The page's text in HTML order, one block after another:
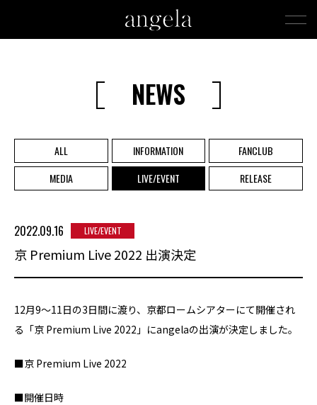
NEWS
ALL INFORMATION
FANCLUB
MEDIA
LIVE/EVENT RELEASE
2022.09.16 LIVE/EVENT
京 Premium Live 2022 出演決定
12月9～11日の3日間に渡り、京都ロームシアターにて開催され
る「京 Premium Live 2022」にangelaの出演が決定しました。
■京 Premium Live 2022
■開催日時